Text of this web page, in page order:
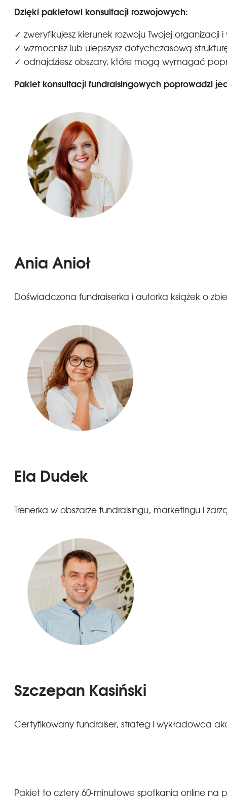
Dzięki pakietowi konsultacji rozwojowych:
✓ zweryfikujesz kierunek rozwoju Twojej organizacji
✓ wzmocnisz lub ulepszysz dotychczasową
✓ odnajdziesz obszary, które mogą wymagać
Pakiet konsultacji fundraisingowych poprowadzi
Ania Anioł
Doświadczona fundraiserka i autorka książek o
Ela Dudek
Trenerka w obszarze fundraisingu, marketingu i
Szczepan Kasiński
Certyfikowany fundraiser, strateg i wykładowca
Pakiet to cztery 60-minutowe spotkania online na